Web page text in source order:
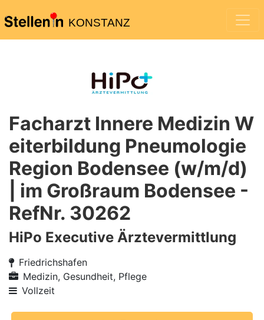
KONSTANZ
Facharzt Innere Medizin W
eiterbildung Pneumologie
Region Bodensee (w/m/d)
| im Großraum Bodensee -
RefNr. 30262
HiPo Executive Ärztevermittlung
Friedrichshafen
Medizin, Gesundheit, Pflege
Vollzeit